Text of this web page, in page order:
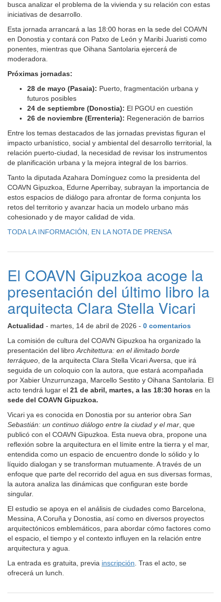
busca analizar el problema de la vivienda y su relación con estas
iniciativas de desarrollo.
Esta jornada arrancará a las 18:00 horas en la sede del COAVN
en Donostia y contará con Patxo de León y Maribi Juaristi como
ponentes, mientras que Oihana Santolaria ejercerá de
moderadora.
Próximas jornadas:
28 de mayo (Pasaia): Puerto, fragmentación urbana y
futuros posibles
24 de septiembre (Donostia): El PGOU en cuestión
26 de noviembre (Errenteria): Regeneración de barrios
Entre los temas destacados de las jornadas previstas figuran el
impacto urbanístico, social y ambiental del desarrollo territorial, la
relación puerto-ciudad, la necesidad de revisar los instrumentos
de planificación urbana y la mejora integral de los barrios.
Tanto la diputada Azahara Domínguez como la presidenta del
COAVN Gipuzkoa, Edurne Aperribay, subrayan la importancia de
estos espacios de diálogo para afrontar de forma conjunta los
retos del territorio y avanzar hacia un modelo urbano más
cohesionado y de mayor calidad de vida.
TODA LA INFORMACIÓN, EN LA NOTA DE PRENSA
El COAVN Gipuzkoa acoge la
presentación del último libro la
arquitecta Clara Stella Vicari
Actualidad - martes, 14 de abril de 2026 - 0 comentarios
La comisión de cultura del COAVN Gipuzkoa ha organizado la
presentación del libro Architettura: en el ilimitado borde
terráqueo , de la arquitecta Clara Stella Vicari Aversa, que irá
seguida de un coloquio con la autora, que estará acompañada
por Xabier Unzurrunzaga, Marcello Sestito y Oihana Santolaria. El
acto tendrá lugar el 21 de abril, martes, a las 18:30 horas en la
sede del COAVN Gipuzkoa.
Vicari ya es conocida en Donostia por su anterior obra San
Sebastián: un continuo diálogo entre la ciudad y el mar , que
publicó con el COAVN Gipuzkoa. Esta nueva obra, propone una
reflexión sobre la arquitectura en el límite entre la tierra y el mar,
entendida como un espacio de encuentro donde lo sólido y lo
líquido dialogan y se transforman mutuamente. A través de un
enfoque que parte del recorrido del agua en sus diversas formas,
la autora analiza las dinámicas que configuran este borde
singular.
El estudio se apoya en el análisis de ciudades como Barcelona,
Messina, A Coruña y Donostia, así como en diversos proyectos
arquitectónicos emblemáticos, para abordar cómo factores como
el espacio, el tiempo y el contexto influyen en la relación entre
arquitectura y agua.
La entrada es gratuita, previa inscripción . Tras el acto, se
ofrecerá un lunch.